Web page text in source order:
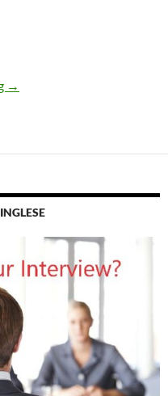
Il futuro dell’Italia e degli
→